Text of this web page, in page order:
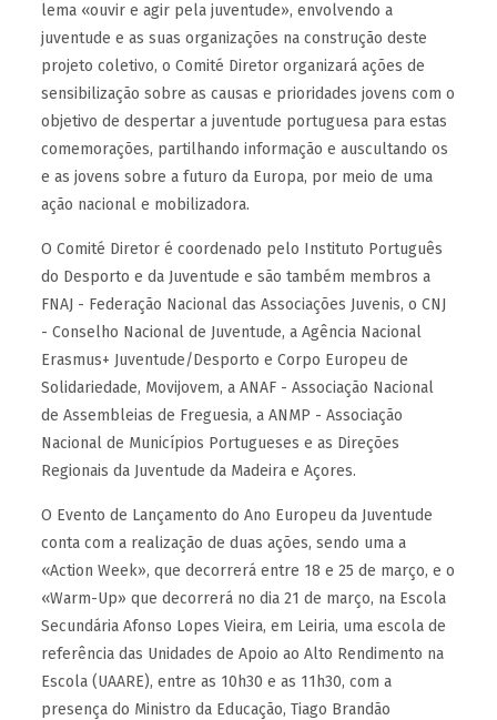
lema «ouvir e agir pela juventude», envolvendo a
juventude e as suas organizações na construção deste
projeto coletivo, o Comité Diretor organizará ações de
sensibilização sobre as causas e prioridades jovens com o
objetivo de despertar a juventude portuguesa para estas
comemorações, partilhando informação e auscultando os
e as jovens sobre a futuro da Europa, por meio de uma
ação nacional e mobilizadora.
O Comité Diretor é coordenado pelo Instituto Português
do Desporto e da Juventude e são também membros a
FNAJ - Federação Nacional das Associações Juvenis, o CNJ
- Conselho Nacional de Juventude, a Agência Nacional
Erasmus+ Juventude/Desporto e Corpo Europeu de
Solidariedade, Movijovem, a ANAF - Associação Nacional
de Assembleias de Freguesia, a ANMP - Associação
Nacional de Municípios Portugueses e as Direções
Regionais da Juventude da Madeira e Açores.
O Evento de Lançamento do Ano Europeu da Juventude
conta com a realização de duas ações, sendo uma a
«Action Week», que decorrerá entre 18 e 25 de março, e o
«Warm-Up» que decorrerá no dia 21 de março, na Escola
Secundária Afonso Lopes Vieira, em Leiria, uma escola de
referência das Unidades de Apoio ao Alto Rendimento na
Escola (UAARE), entre as 10h30 e as 11h30, com a
presença do Ministro da Educação, Tiago Brandão